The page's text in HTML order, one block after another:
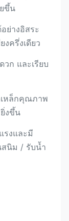
ขึ้น
ย่างอิสระ
ครึ่งเดียว
ก และเรียบ
เหล็กคุณภาพ
งขึ้น
รงและมี
สนิม / รับน้ำ